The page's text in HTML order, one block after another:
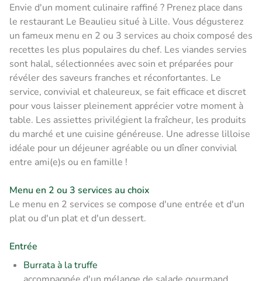
Envie d'un moment culinaire raffiné ? Prenez place dans
le restaurant Le Beaulieu situé à Lille. Vous dégusterez
un fameux menu en 2 ou 3 services au choix composé des
recettes les plus populaires du chef. Les viandes servies
sont halal, sélectionnées avec soin et préparées pour
révéler des saveurs franches et réconfortantes. Le
service, convivial et chaleureux, se fait efficace et discret
pour vous laisser pleinement apprécier votre moment à
table. Les assiettes privilégient la fraîcheur, les produits
du marché et une cuisine généreuse. Une adresse lilloise
idéale pour un déjeuner agréable ou un dîner convivial
entre ami(e)s ou en famille !
Menu en 2 ou 3 services au choix
Le menu en 2 services se compose d'une entrée et d'un
plat ou d'un plat et d'un dessert.
Entrée
Burrata à la truffe